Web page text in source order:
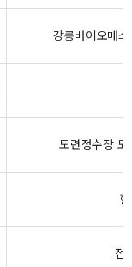
강릉바이오매
도련정수장
전